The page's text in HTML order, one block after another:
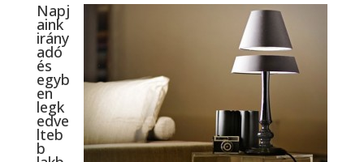
Napj
aink
irány
adó
és
egyb
en
legk
edve
lteb
b